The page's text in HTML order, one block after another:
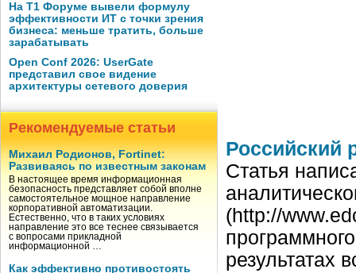
На Т1 Форуме вывели формулу
эффективности ИТ с точки зрения
бизнеса: меньше тратить, больше
зарабатывать
Open Conf 2026: UserGate
представил свое видение
архитектуры сетевого доверия
Рекомендуемые статьи
Михаил Родионов, Fortinet:
Развиваясь по известным законам
В настоящее время информационная
безопасность представляет собой вполне
самостоятельное мощное направление
корпоративной автоматизации.
Естественно, что в таких условиях
направление это все теснее связывается
с вопросами прикладной
информационной …
Как эффективно противостоять
Российский
Статья
(http://
результатах